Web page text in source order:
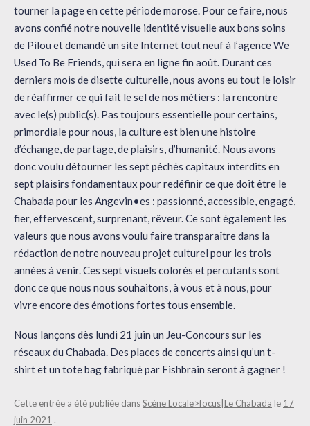
tourner la page en cette période morose. Pour ce faire, nous
avons confié notre nouvelle identité visuelle aux bons soins
de Pilou et demandé un site Internet tout neuf à l’agence We
Used To Be Friends, qui sera en ligne fin août. Durant ces
derniers mois de disette culturelle, nous avons eu tout le loisir
de réaffirmer ce qui fait le sel de nos métiers : la rencontre
avec le(s) public(s). Pas toujours essentielle pour certains,
primordiale pour nous, la culture est bien une histoire
d’échange, de partage, de plaisirs, d’humanité. Nous avons
donc voulu détourner les sept péchés capitaux interdits en
sept plaisirs fondamentaux pour redéfinir ce que doit être le
Chabada pour les Angevin•es : passionné, accessible, engagé,
fier, effervescent, surprenant, rêveur. Ce sont également les
valeurs que nous avons voulu faire transparaître dans la
rédaction de notre nouveau projet culturel pour les trois
années à venir. Ces sept visuels colorés et percutants sont
donc ce que nous nous souhaitons, à vous et à nous, pour
vivre encore des émotions fortes tous ensemble.
Nous lançons dès lundi 21 juin un Jeu-Concours sur les
réseaux du Chabada. Des places de concerts ainsi qu’un t-
shirt et un tote bag fabriqué par Fishbrain seront à gagner !
Cette entrée a été publiée dansScène Locale>focus|Le Chabada le 17
juin 2021 .